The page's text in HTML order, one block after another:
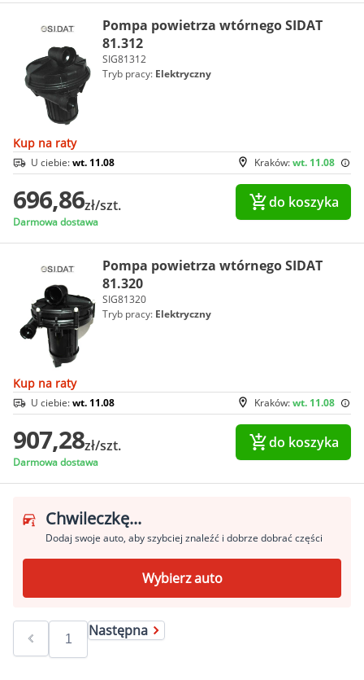
Pompa powietrza wtórnego SIDAT
81.312
SIG81312
Tryb pracy: Elektryczny
Kup na raty
Kraków:wt. 11.08
U ciebie:wt. 11.08
696,86zł/szt.
Darmowa dostawa
do koszyka
Pompa powietrza wtórnego SIDAT
81.320
SIG81320
Tryb pracy: Elektryczny
Kup na raty
Kraków:wt. 11.08
U ciebie:wt. 11.08
907,28zł/szt.
Darmowa dostawa
do koszyka
Chwileczkę...
Dodaj swoje auto, aby szybciej znaleźć i dobrze dobrać części
Wybierz auto
Następna